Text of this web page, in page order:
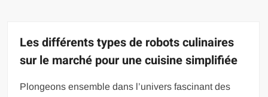
Les différents types de robots culinaires
sur le marché pour une cuisine simplifiée
Plongeons ensemble dans l’univers fascinant des